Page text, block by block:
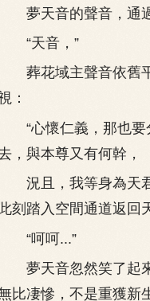
夢天音的聲音，通過
“天音，”
葬花域主聲音依舊平
：
“心懷仁義，那也要
，與本尊又有何幹，
況且，我等身為天君
刻踏入空間通道返回
“呵呵...”
夢天音忽然笑了起來
比凄慘，不是重獲新